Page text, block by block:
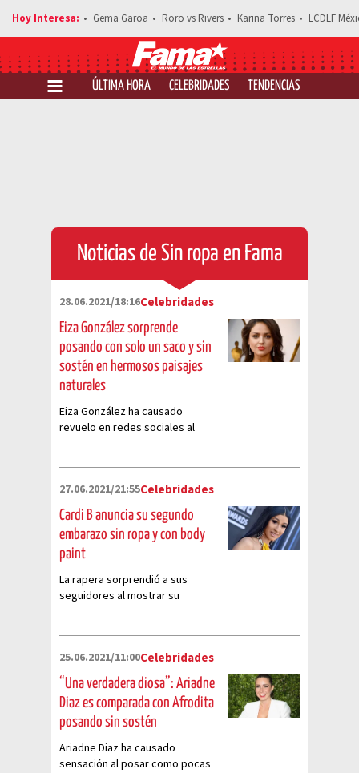
Gema Garoa Roro vs Rivers Karina Torres LCDLF
ÚLTIMA HORA CELEBRIDADES TENDENCIAS
Noticias de Sin ropa en Fama
28.06.2021/18:16Celebridades
Eiza González sorprende
posando con solo un saco y sin
sostén en hermosos paisajes
naturales
Eiza González ha causado
revuelo en redes sociales al
27.06.2021/21:55Celebridades
Cardi B anuncia su segundo
embarazo sin ropa y con body
paint
La rapera sorprendió a sus
seguidores al mostrar su
25.06.2021/11:00Celebridades
“Una verdadera diosa”: Ariadne
Diaz es comparada con Afrodita
posando sin sostén
Ariadne Diaz ha causado
sensación al posar como pocas